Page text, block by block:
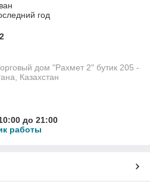
год
дом "Рахмет 2" бутик 205 -
Казахстан
до 21:00
работы